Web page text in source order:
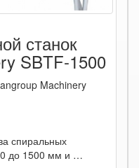
станок
SBTF-1500
Machinery
спиральных
до 1500 мм и …